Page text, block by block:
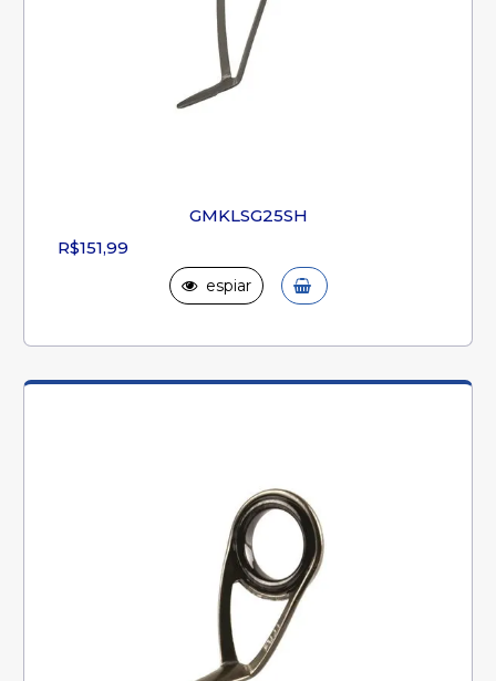
GMKLSG25SH
R$151,99
espiar